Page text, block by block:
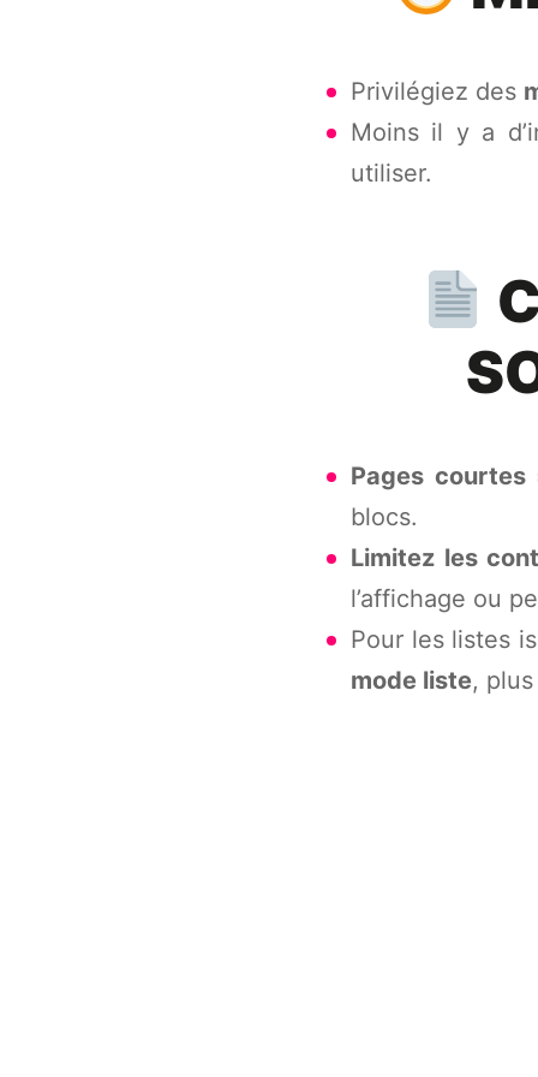
Privilégiez des
Moins il y a
utiliser.
Pages courtes
blocs.
Limitez les
l’affichage ou
Pour les listes
mode liste,